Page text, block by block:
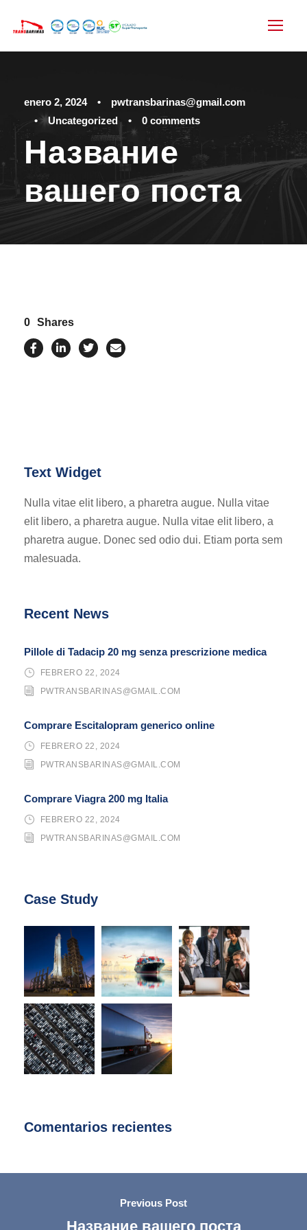
enero 2, 2024 •
pwtransbarinas@gmail.com
•
Uncategorized • 0 comments
Название
вашего поста
0 Shares
Text Widget
Nulla vitae elit libero, a pharetra augue. Nulla vitae
elit libero, a pharetra augue. Nulla vitae elit libero, a
pharetra augue. Donec sed odio dui. Etiam porta sem
malesuada.
Recent News
Pillole di Tadacip 20 mg senza prescrizione medica
FEBRERO 22, 2024
PWTRANSBARINAS@GMAIL.COM
Comprare Escitalopram generico online
FEBRERO 22, 2024
PWTRANSBARINAS@GMAIL.COM
Comprare Viagra 200 mg Italia
FEBRERO 22, 2024
PWTRANSBARINAS@GMAIL.COM
Case Study
Comentarios recientes
Previous Post
Название вашего поста